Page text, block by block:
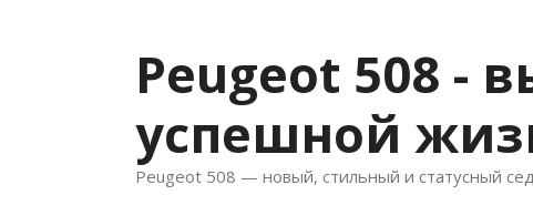
Peugeot 508 -
успешной
Peugeot 508 — новый, стильный и статусный